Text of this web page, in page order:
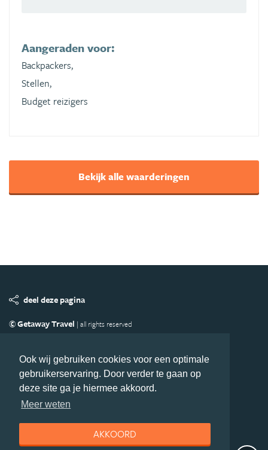
Ook wij gebruiken cookies voor een optimale
gebruikerservaring. Door verder te gaan op
deze site ga je hiermee akkoord.
Meer weten
AKKOORD
Aangeraden voor:
Backpackers,
Stellen,
Budget reizigers
Bekijk alle waarderingen
deel deze pagina
© Getaway Travel | all rights reserved
Copyright
Privacy statement Disclaimer
Cookies
Volg Azie.nl
Nieuwsbrief
Facebook